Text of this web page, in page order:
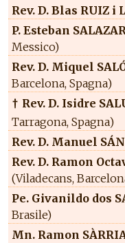
Rev. D. Blas RUIZ i
P. Esteban
Messico)
Rev. D. Miquel
Barcelona, Spagna)
† Rev. D. Isidre
Tarragona, Spagna)
Rev. D. Manuel
Rev. D. Ramon
(Viladecans,
Pe. Givanildo dos
Brasile)
Mn. Ramon